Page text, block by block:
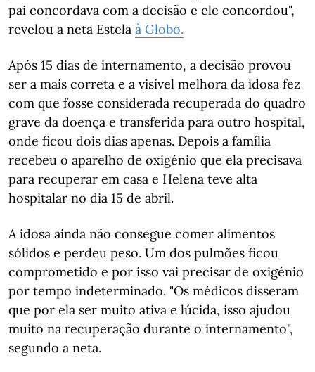
pai concordava com a decisão e ele concordou",
revelou a neta Estela à Globo.
Após 15 dias de internamento, a decisão provou
ser a mais correta e a visível melhora da idosa fez
com que fosse considerada recuperada do quadro
grave da doença e transferida para outro hospital,
onde ficou dois dias apenas. Depois a família
recebeu o aparelho de oxigénio que ela precisava
para recuperar em casa e Helena teve alta
hospitalar no dia 15 de abril.
A idosa ainda não consegue comer alimentos
sólidos e perdeu peso. Um dos pulmões ficou
comprometido e por isso vai precisar de oxigénio
por tempo indeterminado. "Os médicos disseram
que por ela ser muito ativa e lúcida, isso ajudou
muito na recuperação durante o internamento",
segundo a neta.